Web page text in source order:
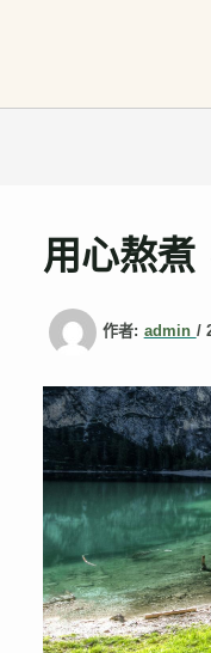
用心熬煮
作者: admin /